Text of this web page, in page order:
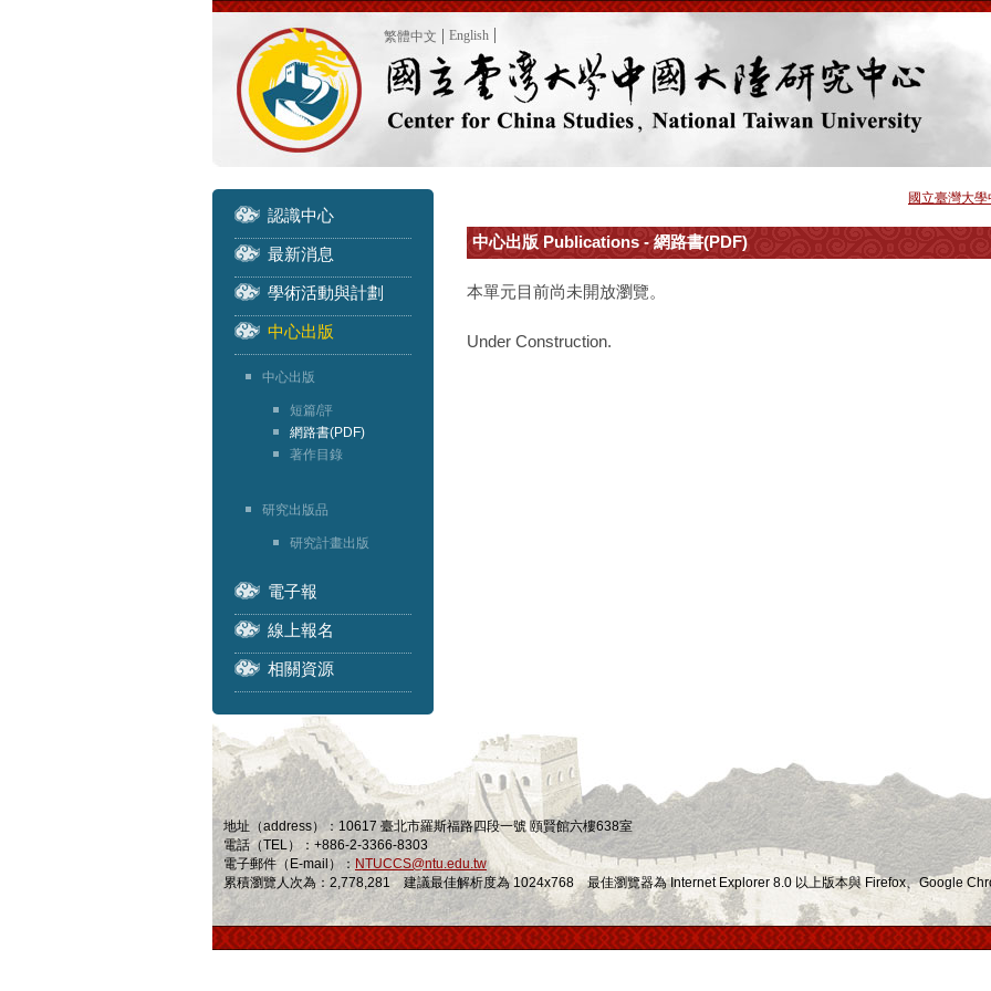
繁體中文 English
認識中心
最新消息
學術活動與計劃
中心出版
中心出版
短篇/評
網路書(PDF)
著作目錄
研究出版品
研究計畫出版
電子報
線上報名
相關資源
國立臺灣大
中心出版 Publications - 網路書(PDF)
本單元目前尚未開放瀏覽。
Under Construction.
地址（address）：10617 臺北市羅斯福路四段一號 頤賢館六樓638室
電話（TEL）：+886-2-3366-8303
電子郵件（E-mail）： NTUCCS@ntu.edu.tw
累積瀏覽人次為：2,778,281 建議最佳解析度為 1024x768 最佳瀏覽器為 Internet Explorer 8.0 以上版本與 Firefox、Google